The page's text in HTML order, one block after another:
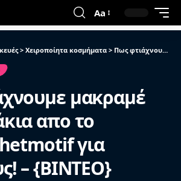
Aa
> Χειροποίητα κοσμήματα > Πως φτιάχνουμε μακραμέ βραχιολάκια απο το Ilovecrochetmotif για αρχάριους! – {ΒΙΝΤΕΟ}
μακραμέ
απο το
για
– {ΒΙΝΤΕΟ}